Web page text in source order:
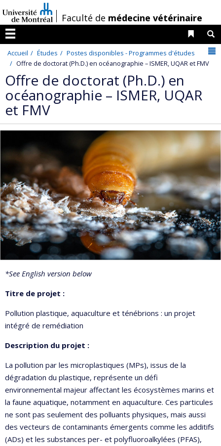
au
contenu
/Faculté de médecine vétérinaire
Menu
Liens
Accueil Études
Postes disponibles - Programmes d'études
Offre de doctorat (Ph.D.) en océanographie – ISMER, UQAR et FMV
Offre de doctorat (Ph.D.) en
océanographie – ISMER, UQAR
et FMV
*See English version below
Titre de projet :
Pollution plastique, aquaculture et ténébrions : un projet
intégré de remédiation
Description du projet :
La pollution par les microplastiques (MPs), issus de la
dégradation du plastique, représente un défi
environnemental majeur affectant les écosystèmes marins et
la faune aquatique, notamment en aquaculture. Ces particules
ne sont pas seulement des polluants physiques, mais aussi
des vecteurs de contaminants émergents comme les additifs
(ADs) et les substances per- et polyfluoroalkylées (PFAS),